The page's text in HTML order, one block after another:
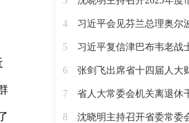
4 习近平会见芬兰总理奥尔
5 习近平复信津巴布韦老战
6 张剑飞出席省十四届人大财经委
7 省人大常委会机关离退休干部职工党总支召开
8 沈晓明主持召开省委常委